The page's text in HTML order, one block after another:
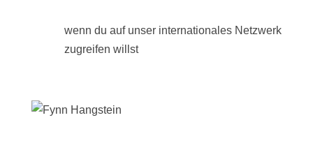
wenn du auf unser internationales Netzwerk
zugreifen willst